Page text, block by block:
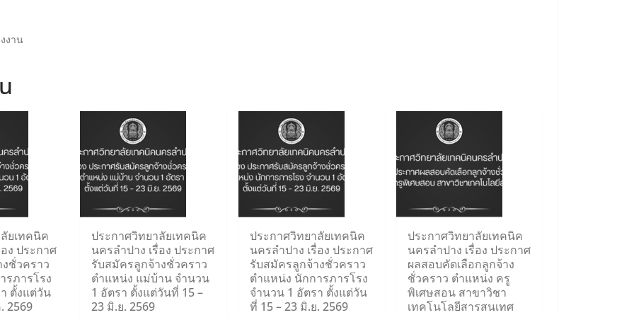
งาน
ยเทคนิค
ง ประกาศ
ชั่วคราว
รภารโรง
ตั้งแต่วัน
2569
ประกาศวิทยาลัยเทคนิค
นครลำปาง เรื่อง ประกาศ
รับสมัครลูกจ้างชั่วคราว
ตำแหน่ง แม่บ้าน จำนวน
1 อัตรา ตั้งแต่วันที่ 15 –
23 มิ.ย. 2569
ประกาศวิทยาลัยเทคนิค
นครลำปาง เรื่อง ประกาศ
รับสมัครลูกจ้างชั่วคราว
ตำแหน่ง นักการภารโรง
จำนวน 1 อัตรา ตั้งแต่วัน
ที่ 15 – 23 มิ.ย. 2569
ประกาศวิทยาลัยเทคนิค
นครลำปาง เรื่อง ประกาศ
ผลสอบคัดเลือกลูกจ้าง
ชั่วคราว ตำแหน่ง ครู
พิเศษสอน สาขาวิชา
เทคโนโลยีสารสนเทศ